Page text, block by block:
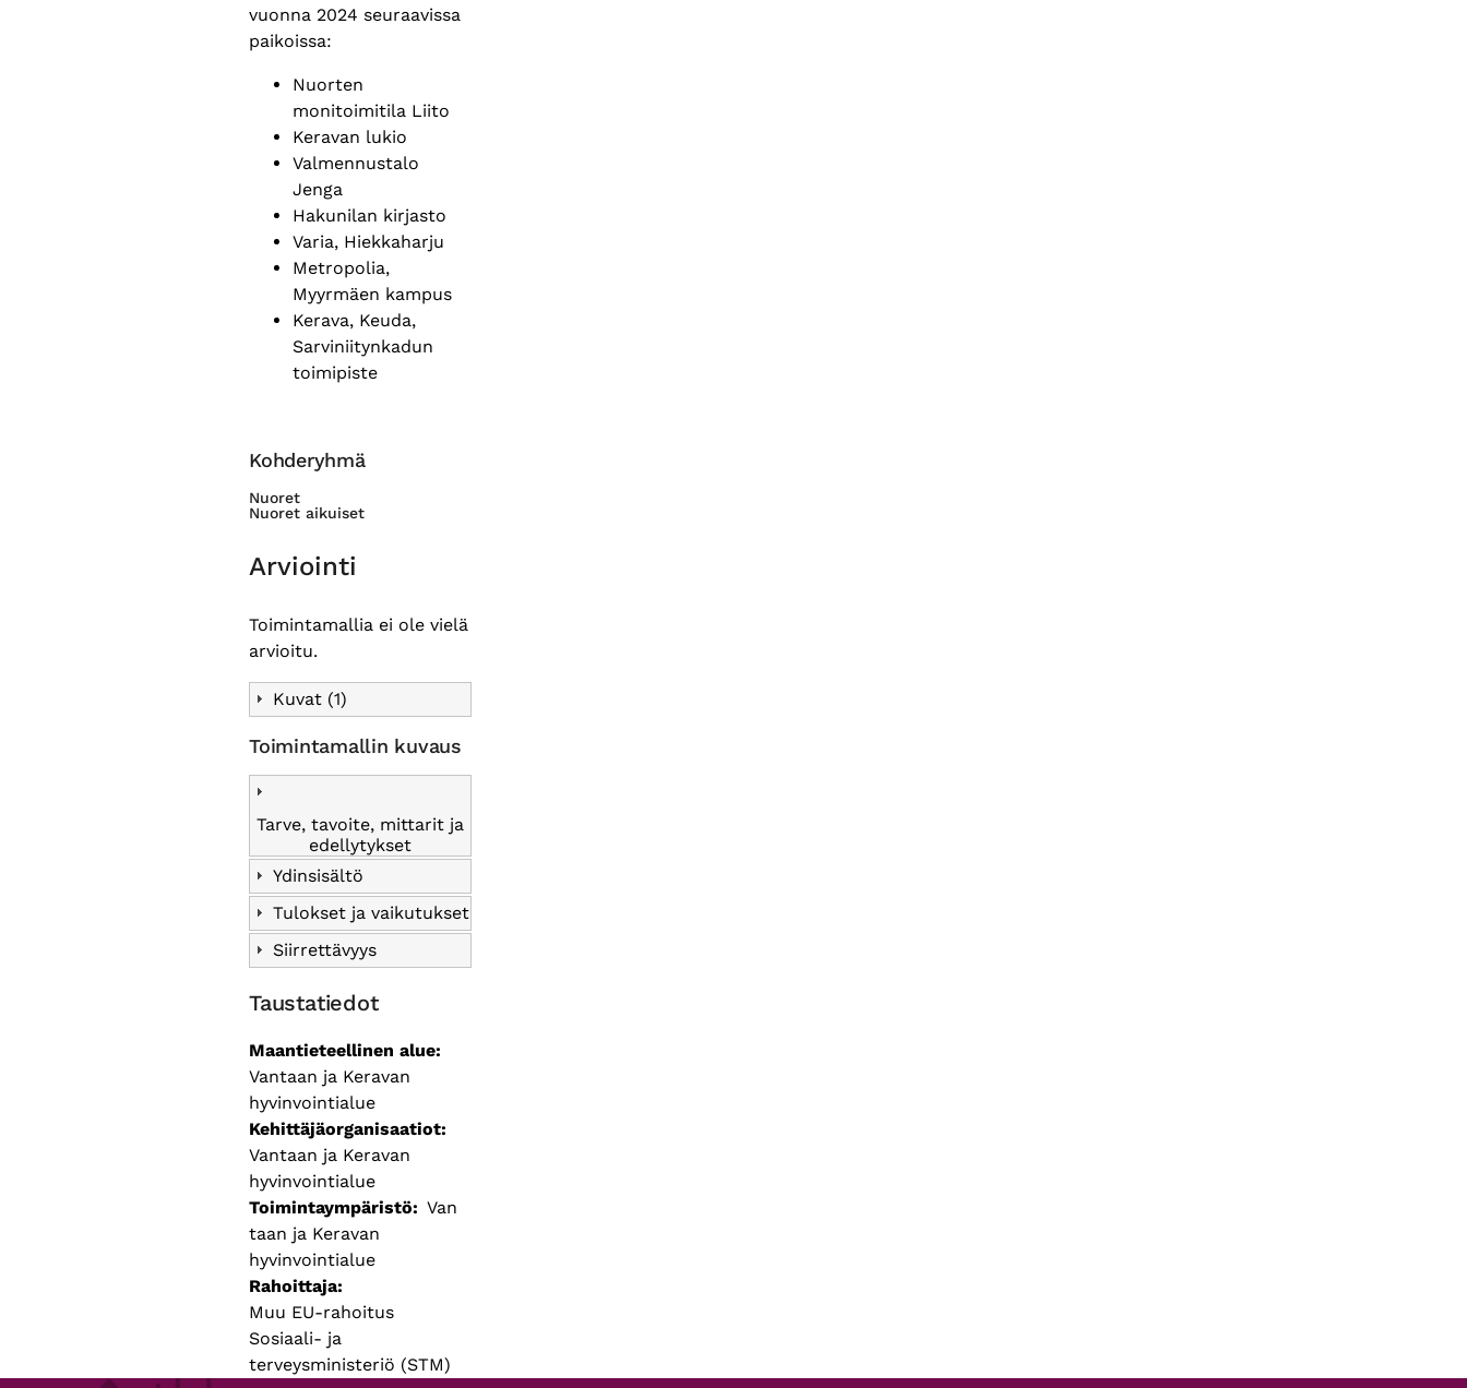
vuonna 2024 seuraavissa
paikoissa:
Nuorten
monitoimitila Liito
Keravan lukio
Valmennustalo
Jenga
Hakunilan kirjasto
Varia, Hiekkaharju
Metropolia,
Myyrmäen kampus
Kerava, Keuda,
Sarviniitynkadun
toimipiste
Kohderyhmä
Nuoret
Nuoret aikuiset
Arviointi
Toimintamallia ei ole vielä
arvioitu.
Kuvat (1)
Toimintamallin kuvaus
Tarve, tavoite, mittarit ja
edellytykset
Ydinsisältö
Tulokset ja vaikutukset
Siirrettävyys
Taustatiedot
Maantieteellinen alue
Vantaan ja Keravan
hyvinvointialue
Kehittäjäorganisaatiot
Vantaan ja Keravan
hyvinvointialue
Toimintaympäristö
Van
taan ja Keravan
hyvinvointialue
Rahoittaja
Muu EU-rahoitus
Sosiaali- ja
terveysministeriö (STM)